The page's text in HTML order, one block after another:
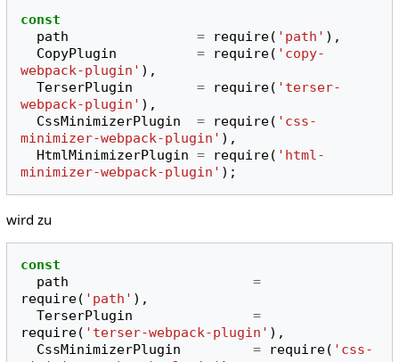
const
path
= require( 'path' ),
CopyPlugin
= require( 'copy-
webpack-plugin' ),
TerserPlugin
= require( 'terser-
webpack-plugin' ),
CssMinimizerPlugin
= require( 'css-
minimizer-webpack-plugin' ),
HtmlMinimizerPlugin = require( 'html-
minimizer-webpack-plugin' );
wird zu
const
path
=
require( 'path' ),
TerserPlugin
=
require( 'terser-webpack-plugin' ),
CssMinimizerPlugin
= require( 'css-